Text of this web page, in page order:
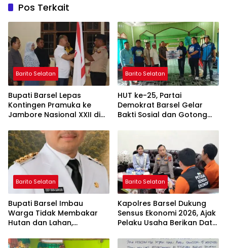
Pos Terkait
Barito Selatan
Bupati Barsel Lepas
Kontingen Pramuka ke
Jambore Nasional XXII di
Barito Selatan
HUT ke-25, Partai
Demokrat Barsel Gelar
Bakti Sosial dan Gotong
Ashfiya
Barito Selatan
Bupati Barsel Imbau
Warga Tidak Membakar
Hutan dan Lahan,
Bebas Kabut Asap
Barito Selatan
Kapolres Barsel Dukung
Sensus Ekonomi 2026, Ajak
Pelaku Usaha Berikan Data